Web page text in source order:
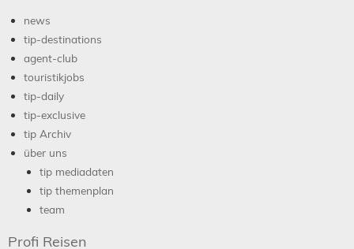
news
tip-destinations
agent-club
touristikjobs
tip-daily
tip-exclusive
tip Archiv
über uns
tip mediadaten
tip themenplan
team
Profi Reisen